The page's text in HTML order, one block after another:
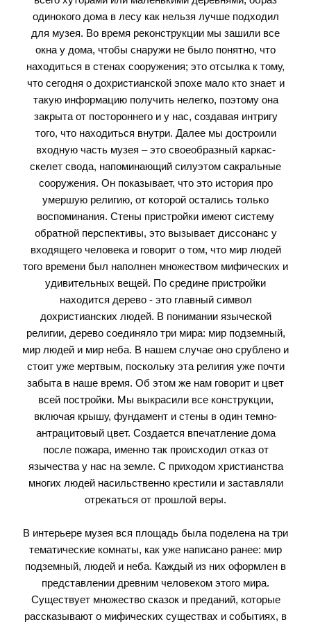
одинокого дома в лесу как нельзя лучше подходил
для музея. Во время реконструкции мы зашили все
окна у дома, чтобы снаружи не было понятно, что
находиться в стенах сооружения; это отсылка к тому,
что сегодня о дохристианской эпохе мало кто знает и
такую информацию получить нелегко, поэтому она
закрыта от постороннего и у нас, создавая интригу
того, что находиться внутри. Далее мы достроили
входную часть музея – это своеобразный каркас-
скелет свода, напоминающий силуэтом сакральные
сооружения. Он показывает, что это история про
умершую религию, от которой остались только
воспоминания. Стены пристройки имеют систему
обратной перспективы, это вызывает диссонанс у
входящего человека и говорит о том, что мир людей
того времени был наполнен множеством мифических и
удивительных вещей. По средине пристройки
находится дерево - это главный символ
дохристианских людей. В понимании языческой
религии, дерево соединяло три мира: мир подземный,
мир людей и мир неба. В нашем случае оно срублено и
стоит уже мертвым, поскольку эта религия уже почти
забыта в наше время. Об этом же нам говорит и цвет
всей постройки. Мы выкрасили все конструкции,
включая крышу, фундамент и стены в один темно-
антрацитовый цвет. Создается впечатление дома
после пожара, именно так происходил отказ от
язычества у нас на земле. С приходом христианства
многих людей насильственно крестили и заставляли
отрекаться от прошлой веры.
В интерьере музея вся площадь была поделена на три
тематические комнаты, как уже написано ранее: мир
подземный, людей и неба. Каждый из них оформлен в
представлении древним человеком этого мира.
Существует множество сказок и преданий, которые
рассказывают о мифических существах и событиях, в